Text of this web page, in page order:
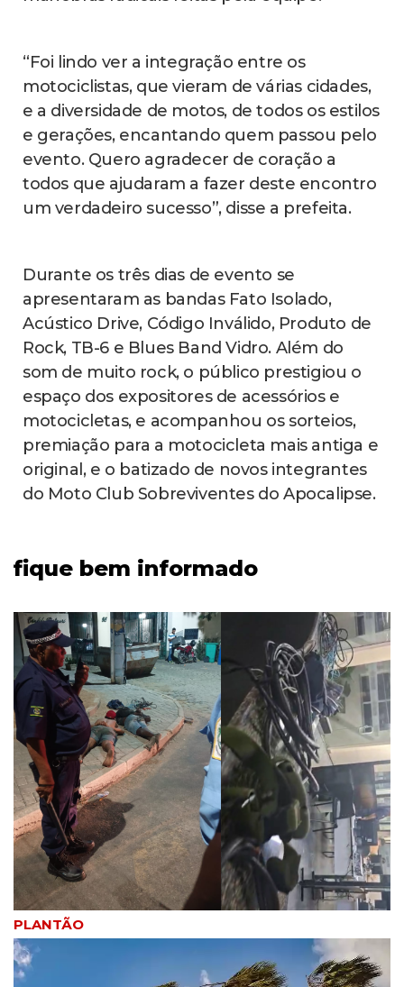
“Foi lindo ver a integração entre os
motociclistas, que vieram de várias cidades,
e a diversidade de motos, de todos os estilos
e gerações, encantando quem passou pelo
evento. Quero agradecer de coração a
todos que ajudaram a fazer deste encontro
um verdadeiro sucesso”, disse a prefeita.
Durante os três dias de evento se
apresentaram as bandas Fato Isolado,
Acústico Drive, Código Inválido, Produto de
Rock, TB-6 e Blues Band Vidro. Além do
som de muito rock, o público prestigiou o
espaço dos expositores de acessórios e
motocicletas, e acompanhou os sorteios,
premiação para a motocicleta mais antiga e
original, e o batizado de novos integrantes
do Moto Club Sobreviventes do Apocalipse.
fique bem informado
PLANTÃO